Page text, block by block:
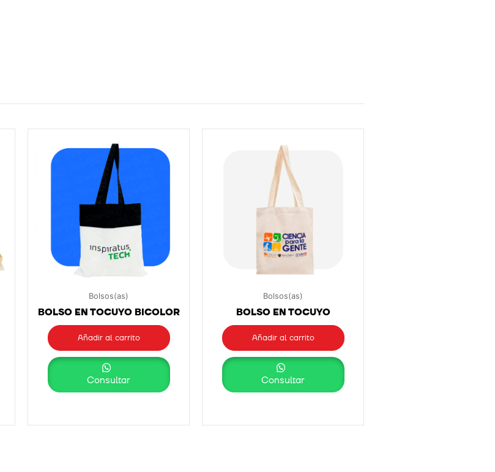
Bolsos(as)
BOLSO EN TOCUYO BICOLOR
Añadir al carrito
Consultar
Bolsos(as)
BOLSO EN TOCUYO
Añadir al carrito
Consultar